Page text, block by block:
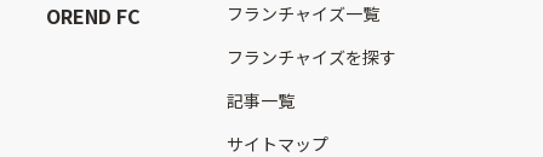
OREND FC
フランチャイズ一覧
フランチャイズを探す
記事一覧
サイトマップ